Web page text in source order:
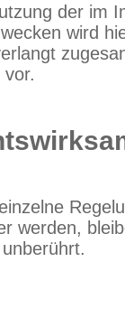
der im
wird
vor.
werden,